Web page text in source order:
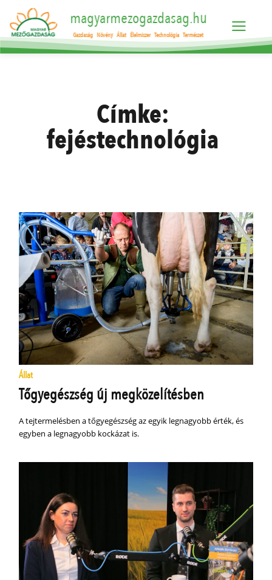
magyarmezogazdasag.hu
Gazdaság Növény Állat Élelmiszer Technológia Természet
Címke:
fejéstechnológia
Állat
Tőgyegészség új megközelítésben
A tejtermelésben a tőgyegészség az egyik legnagyobb érték, és
egyben a legnagyobb kockázat is.